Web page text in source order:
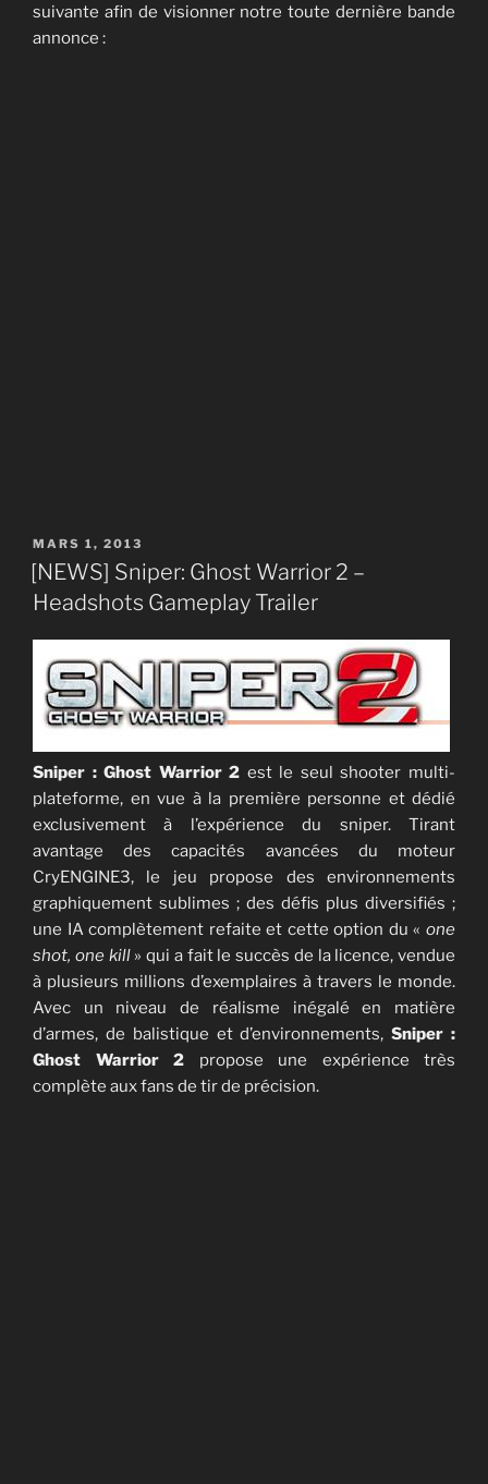
suivante afin de visionner notre toute dernière bande
annonce :
PUBLIÉ
LE
MARS 1, 2013
[NEWS] Sniper: Ghost Warrior 2 –
Headshots Gameplay Trailer
Sniper : Ghost Warrior 2 est le seul shooter multi-
plateforme, en vue à la première personne et dédié
exclusivement à l’expérience du sniper. Tirant
avantage des capacités avancées du moteur
CryENGINE3, le jeu propose des environnements
graphiquement sublimes ; des défis plus diversifiés ;
une IA complètement refaite et cette option du « one
shot, one kill» qui a fait le succès de la licence, vendue
à plusieurs millions d’exemplaires à travers le monde.
Avec un niveau de réalisme inégalé en matière
d’armes, de balistique et d’environnements,Sniper :
Ghost Warrior 2 propose une expérience très
complète aux fans de tir de précision.